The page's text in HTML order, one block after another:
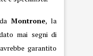
daMontrone, la
mai segni di
garantito